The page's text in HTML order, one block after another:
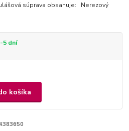
súprava obsahuje: Nerezový
5 dní
košíka